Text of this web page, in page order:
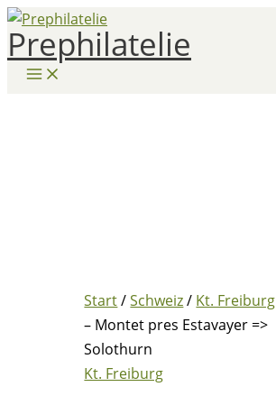
Zum
Inhalt
springen
Prephilatelie
Start/Schweiz/ Kt. Freiburg
– Montet pres Estavayer =>
Solothurn
Kt. Freiburg